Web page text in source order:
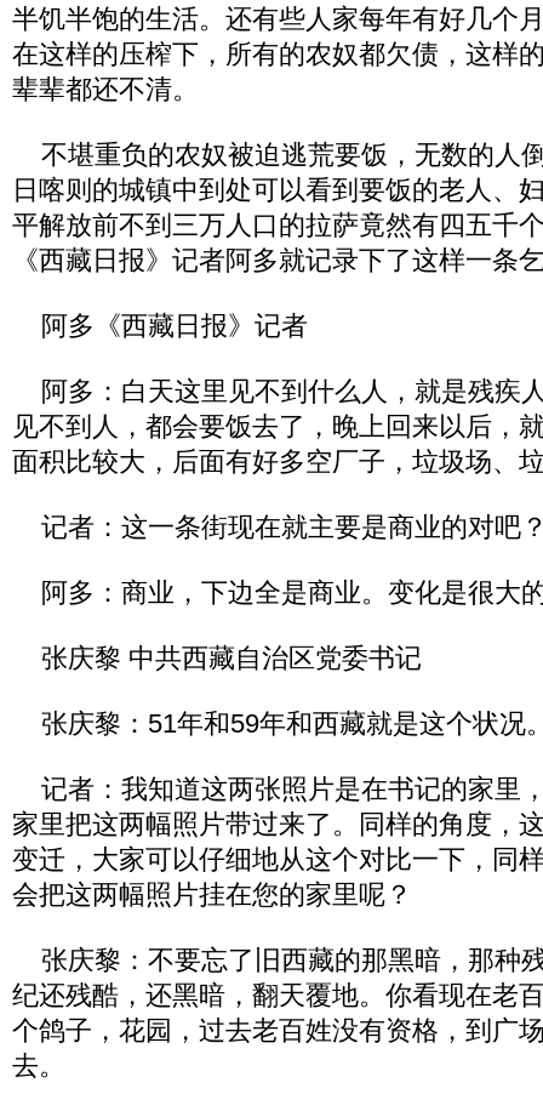
半饥半饱的生活。还有些人家每年有好几个
在这样的压榨下，所有的农奴都欠债，这样
辈辈都还不清。
不堪重负的农奴被迫逃荒要饭，无数的人
日喀则的城镇中到处可以看到要饭的老人、
平解放前不到三万人口的拉萨竟然有四五千
《西藏日报》记者阿多就记录下了这样一条
阿多《西藏日报》记者
阿多：白天这里见不到什么人，就是残疾
见不到人，都会要饭去了，晚上回来以后，
面积比较大，后面有好多空厂子，垃圾场、
记者：这一条街现在就主要是商业的对吧
阿多：商业，下边全是商业。变化是很大
张庆黎 中共西藏自治区党委书记
张庆黎：51年和59年和西藏就是这个状况
记者：我知道这两张照片是在书记的家里
家里把这两幅照片带过来了。同样的角度，
变迁，大家可以仔细地从这个对比一下，同
会把这两幅照片挂在您的家里呢？
张庆黎：不要忘了旧西藏的那黑暗，那种
纪还残酷，还黑暗，翻天覆地。你看现在老
个鸽子，花园，过去老百姓没有资格，到广
去。